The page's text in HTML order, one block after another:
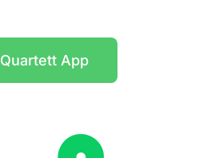
Quartett App